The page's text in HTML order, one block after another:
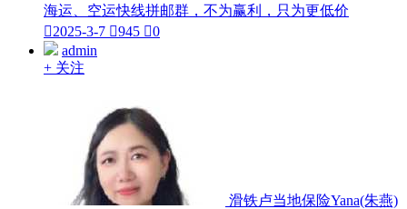
海运、空运快线拼邮群，不为赢利，只为更低价
2025-3-7 945 0
admin
+ 关注
滑铁卢当地保险Yana(朱燕)